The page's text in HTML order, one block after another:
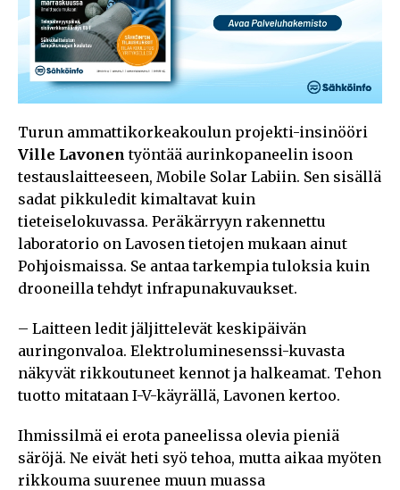
Turun ammattikorkeakoulun projekti-insinööri
Ville Lavonen työntää aurinkopaneelin isoon
testauslaitteeseen, Mobile Solar Labiin. Sen sisällä
sadat pikkuledit kimaltavat kuin
tieteiselokuvassa. Peräkärryyn rakennettu
laboratorio on Lavosen tietojen mukaan ainut
Pohjoismaissa. Se antaa tarkempia tuloksia kuin
drooneilla tehdyt infrapunakuvaukset.
– Laitteen ledit jäljittelevät keskipäivän
auringonvaloa. Elektroluminesenssi-kuvasta
näkyvät rikkoutuneet kennot ja halkeamat. Tehon
tuotto mitataan I-V-käyrällä, Lavonen kertoo.
Ihmissilmä ei erota paneelissa olevia pieniä
säröjä. Ne eivät heti syö tehoa, mutta aikaa myöten
rikkouma suurenee muun muassa